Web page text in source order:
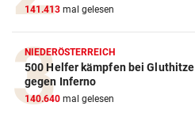
141.413 mal gelesen
NIEDERÖSTERREICH
500 Helfer kämpfen bei Gluthitze
gegen Inferno
140.640 mal gelesen